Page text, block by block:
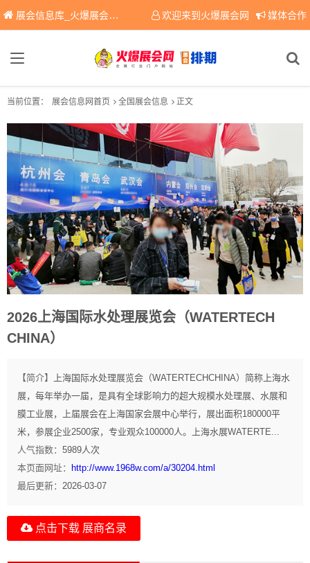
展会信息库_火爆展会网免费展会信息查询平台，提供专业会展服务！ 欢迎来到火爆展会网 媒体合作
当前位置： 展会信息网首页 全国展会信息 正文
2026上海国际水处理展览会（WATERTECH
CHINA）
【简介】
上海国际水处理展览会（WATERTECHCHINA）简称上海水
展，每年举办一届，是具有全球影响力的超大规模水处理展、水展和
膜工业展，上届展会在上海国家会展中心举行，展出面积180000平
米，参展企业2500家，专业观众100000人。上海水展WATERTE...
人气指数： 5989人次
本页面网址：
http://www.1968w.com/a/30204.html
最后更新： 2026-03-07
点击下载 展商名录